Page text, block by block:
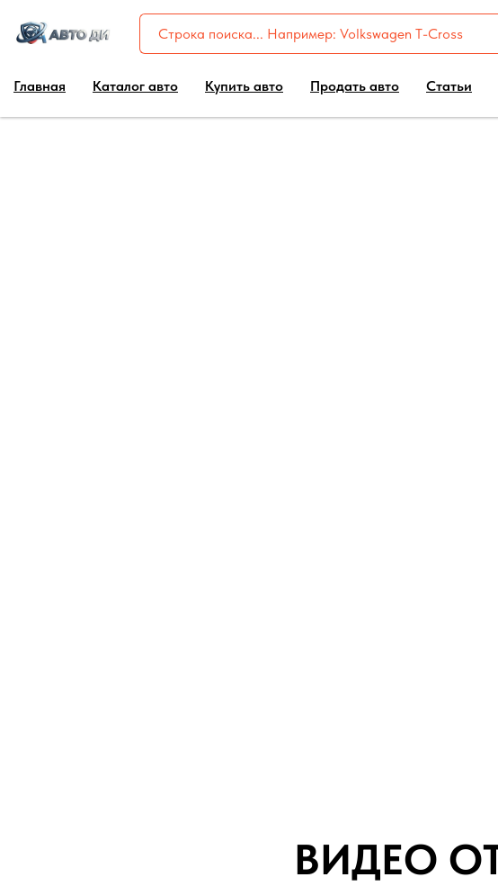
Главная Каталог авто Купить авто Продать авто Статьи
Что о нас говорят